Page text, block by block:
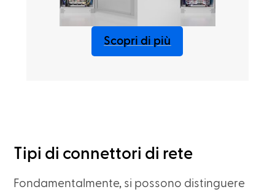
Scopri di più
Tipi di connettori di rete
Fondamentalmente, si possono distinguere